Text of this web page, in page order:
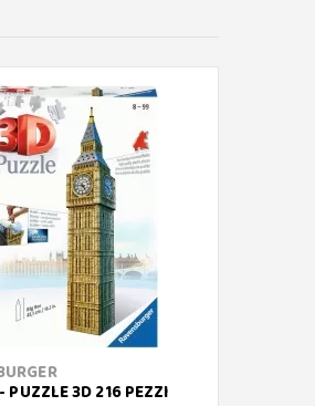
PUZZLE 3D 216 PEZZI